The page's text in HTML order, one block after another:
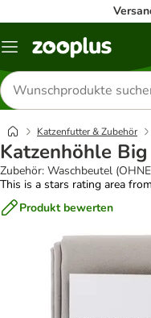
Menü
Produkte
suchen
Katzenfutter & Zubehör
Katzenhöhle
Zubehör: Waschbeutel
This is a stars rating area
Produkt bewerten